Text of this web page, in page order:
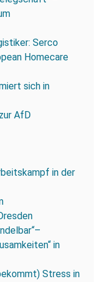
Serco
Homecare
sich in
AfD
in der
in
Stress in